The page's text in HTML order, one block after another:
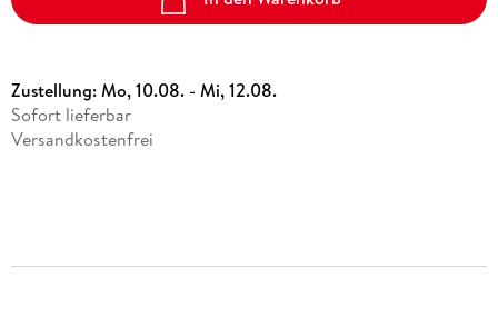
Zustellung:Mo, 10.08. - Mi, 12.08.
Sofort lieferbar
Versandkostenfrei